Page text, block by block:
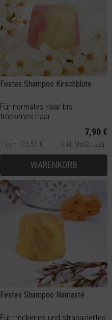
Festes Shampoo Kirschblüte
Für normales Haar bis
trockenes Haar
7,90 €
1 kg = 175,56 € inkl. MwSt., zzgl.
Versand
WARENKORB
Festes Shampoo Namasté
Für trockenes und strapaziertes